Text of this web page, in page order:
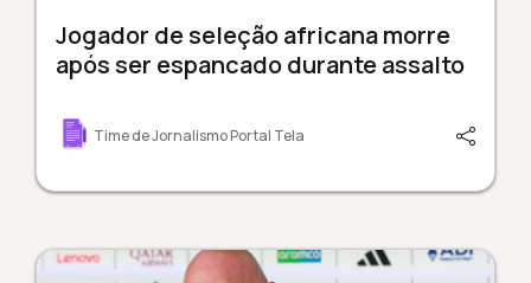
Jogador de seleção africana morre
após ser espancado durante assalto
Time de Jornalismo Portal Tela